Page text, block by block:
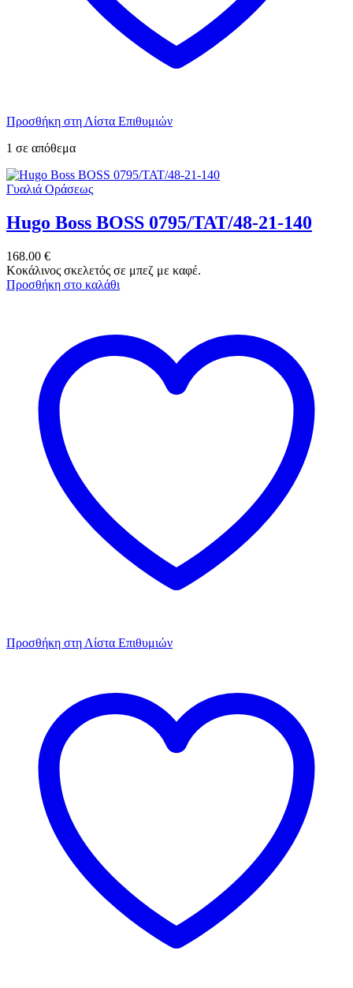
Προσθήκη στη Λίστα Επιθυμιών
1 σε απόθεμα
Γυαλιά Οράσεως
Hugo Boss BOSS 0795/TAT/48-21-140
168.00 €
Κοκάλινος σκελετός σε μπεζ με καφέ.
Προσθήκη στο καλάθι
Προσθήκη στη Λίστα Επιθυμιών